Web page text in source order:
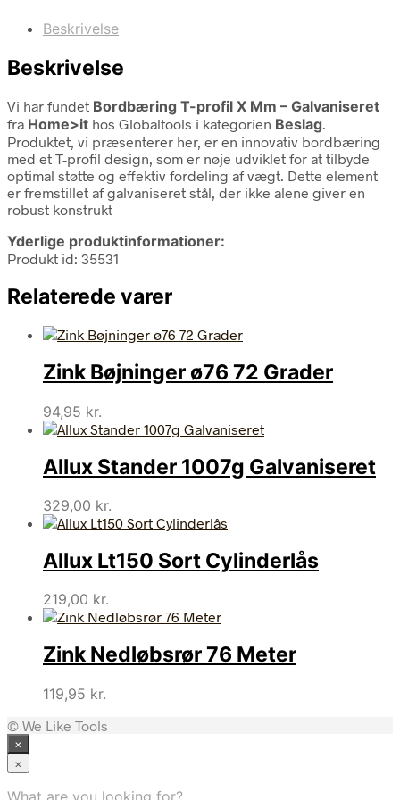
Beskrivelse
Beskrivelse
Vi har fundet Bordbæring T-profil X Mm – Galvaniseret
fra Home>it hos Globaltools i kategorien Beslag.
Produktet, vi præsenterer her, er en innovativ bordbæring
med et T-profil design, som er nøje udviklet for at tilbyde
optimal støtte og effektiv fordeling af vægt. Dette element
er fremstillet af galvaniseret stål, der ikke alene giver en
robust konstrukt
Yderlige produktinformationer:
Produkt id: 35531
Relaterede varer
Zink Bøjninger ø76 72 Grader
94,95 kr.
Allux Stander 1007g Galvaniseret
329,00 kr.
Allux Lt150 Sort Cylinderlås
219,00 kr.
Zink Nedløbsrør 76 Meter
119,95 kr.
© We Like Tools
×
×
What are you looking for?